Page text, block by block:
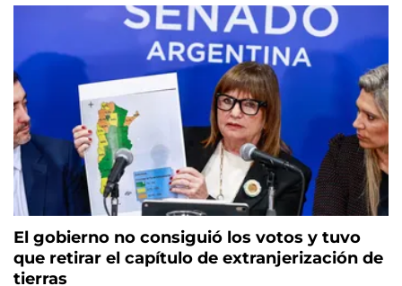
El gobierno no consiguió los votos y tuvo
que retirar el capítulo de extranjerización de
tierras